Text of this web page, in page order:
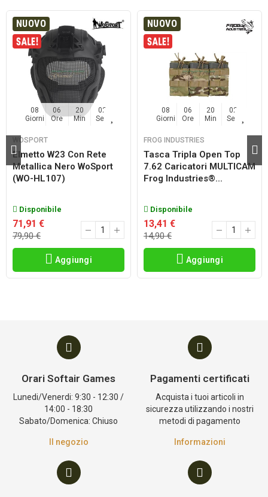
NUOVO
08
Giorni
06
Ore
20
Min
02
Sec
WOSPORT
Elmetto W23 Con Rete
Metallica Nero WoSport
(WO-HL107)
Disponibile
71,91 €
79,90 €
Aggiungi
NUOVO
08
Giorni
06
Ore
20
Min
02
Sec
FROG INDUSTRIES
Tasca Tripla Open Top
7.62 Caricatori MULTICAM
Frog Industries®...
Disponibile
13,41 €
14,90 €
Aggiungi
Orari Softair Games
Lunedi/Venerdi: 9:30 - 12:30 /
14:00 - 18:30
Sabato/Domenica: Chiuso
Il negozio
Pagamenti certificati
Acquista i tuoi articoli in
sicurezza utilizzando i nostri
metodi di pagamento
Informazioni